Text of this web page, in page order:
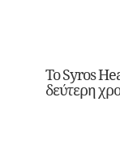
Το Syros
δεύτερη